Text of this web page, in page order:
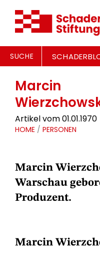
SUCHE
Marcin
Artikel vom 01.01.1970
HOME / PERSONEN
Marcin
Warschau
Produzent.
Marcin